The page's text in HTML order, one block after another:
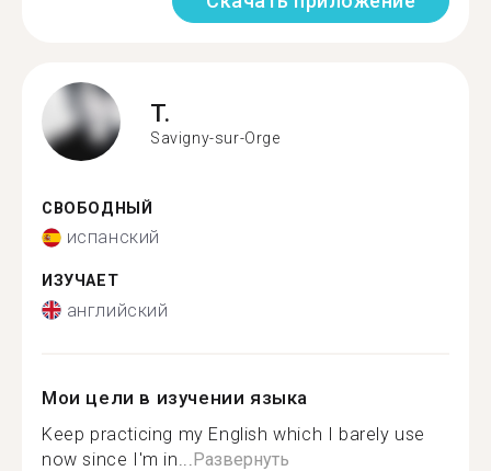
T.
Savigny-sur-Orge
СВОБОДНЫЙ
испанский
ИЗУЧАЕТ
английский
Мои цели в изучении языка
Keep practicing my English which I barely use
now since I'm in... Развернуть